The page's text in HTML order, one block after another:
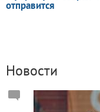
Новости